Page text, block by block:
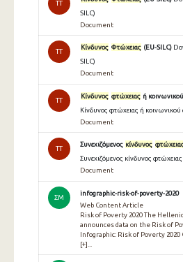
TT
SILC)
Document
TT
Κίνδυνος Φτώχειας (EU-SILC)
SILC)
Document
TT
Κίνδυνος φτώχειας ή
Κίνδυνος φτώχειας ή κοινωνικού
Document
TT
Συνεχιζόμενος κίνδυνος
Συνεχιζόμενος κίνδυνος φτώχειας
Document
ΣΜ
infographic-risk-of-poverty-2020
Web Content Article
Risk of Poverty 2020 The
announces data on the Risk of
Infographic: Risk of Poverty
[+]...